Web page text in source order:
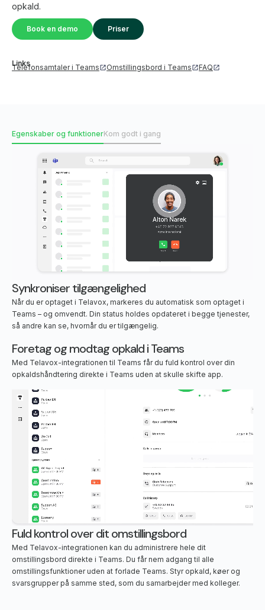
opkald.
Book en demo Priser
Links
Telefonsamtaler i Teams Omstillingsbord i Teams FAQ
Egenskaber og funktionerKom godt i gang
Synkroniser tilgængelighed
Når du er optaget i Telavox, markeres du automatisk som optaget i
Teams – og omvendt. Din status holdes opdateret i begge tjenester,
så andre kan se, hvornår du er tilgængelig.
Foretag og modtag opkald i Teams
Med Telavox-integrationen til Teams får du fuld kontrol over din
opkaldshåndtering direkte i Teams uden at skulle skifte app.
Fuld kontrol over dit omstillingsbord
Med Telavox-integrationen kan du administrere hele dit
omstillingsbord direkte i Teams. Du får nem adgang til alle
omstillingsfunktioner uden at forlade Teams. Styr opkald, køer og
svarsgrupper på samme sted, som du samarbejder med kolleger.